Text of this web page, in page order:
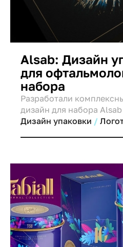
Alsab: Дизайн
для
набора
Разработали
дизайн для набора
Логотип в форме глаза,
Дизайн упаковки